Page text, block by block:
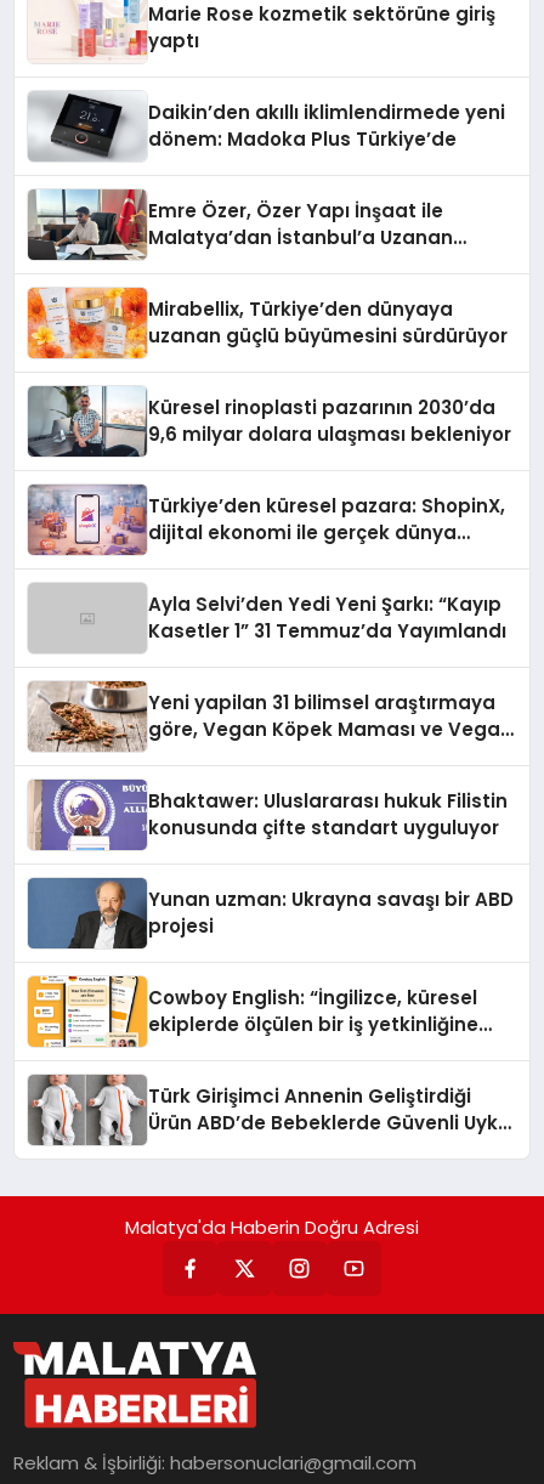
Marie Rose kozmetik sektörüne giriş
yaptı
Daikin’den akıllı iklimlendirmede yeni
dönem: Madoka Plus Türkiye’de
Emre Özer, Özer Yapı İnşaat ile
Malatya’dan İstanbul’a Uzanan
Mirabellix, Türkiye’den dünyaya
uzanan güçlü büyümesini sürdürüyor
Küresel rinoplasti pazarının 2030’da
9,6 milyar dolara ulaşması bekleniyor
Türkiye’den küresel pazara: ShopinX,
dijital ekonomi ile gerçek dünya
Ayla Selvi’den Yedi Yeni Şarkı: “Kayıp
Kasetler 1” 31 Temmuz’da Yayımlandı
Yeni yapilan 31 bilimsel araştırmaya
göre, Vegan Köpek Maması ve Vegan
Bhaktawer: Uluslararası hukuk Filistin
konusunda çifte standart uyguluyor
Yunan uzman: Ukrayna savaşı bir ABD
projesi
Cowboy English: “İngilizce, küresel
ekiplerde ölçülen bir iş yetkinliğine
Türk Girişimci Annenin Geliştirdiği
Ürün ABD’de Bebeklerde Güvenli Uyku
Malatya'da Haberin Doğru Adresi
Reklam & İşbirliği:habersonuclari@gmail.com